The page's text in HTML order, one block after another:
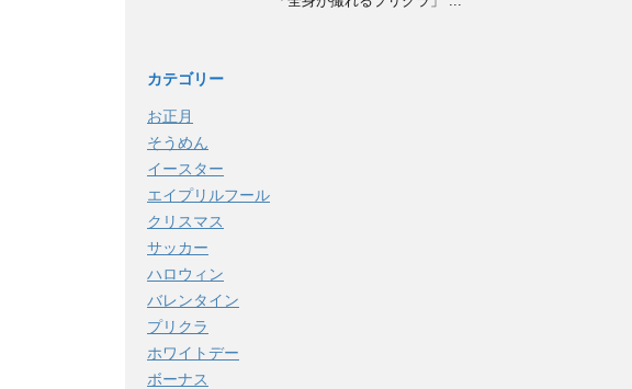
カテゴリー
お正月
そうめん
イースター
エイプリルフール
クリスマス
サッカー
ハロウィン
バレンタイン
プリクラ
ホワイトデー
ボーナス